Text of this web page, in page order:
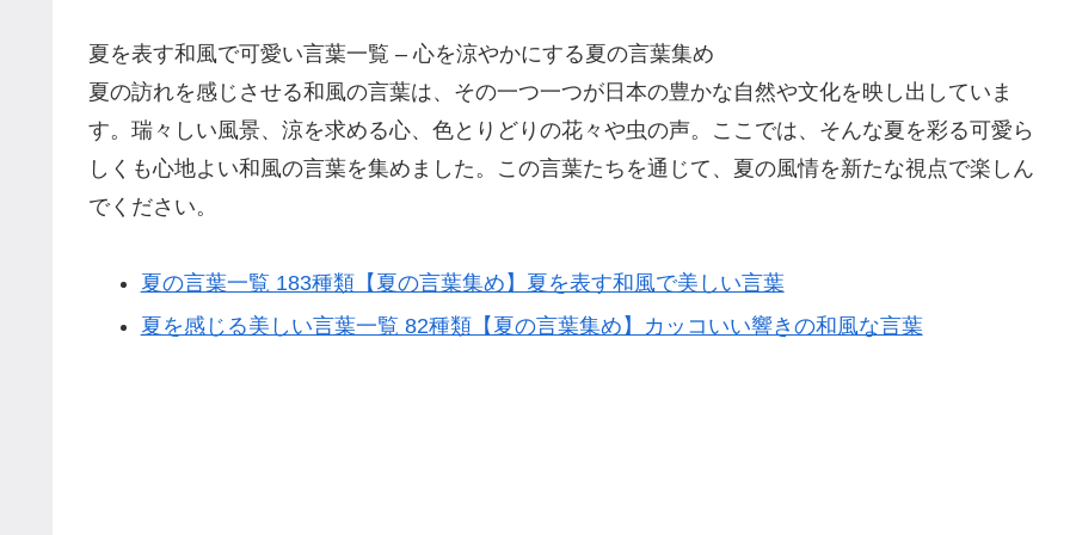
夏を表す和風で可愛い言葉一覧 – 心を涼やかにする夏の言葉集め
夏の訪れを感じさせる和風の言葉は、その一つ一つが日本の豊かな自然や文化を映し出していま
す。瑞々しい風景、涼を求める心、色とりどりの花々や虫の声。ここでは、そんな夏を彩る可愛ら
しくも心地よい和風の言葉を集めました。この言葉たちを通じて、夏の風情を新たな視点で楽しん
でください。
夏の言葉一覧 183種類【夏の言葉集め】夏を表す和風で美しい言葉
夏を感じる美しい言葉一覧 82種類【夏の言葉集め】カッコいい響きの和風な言葉